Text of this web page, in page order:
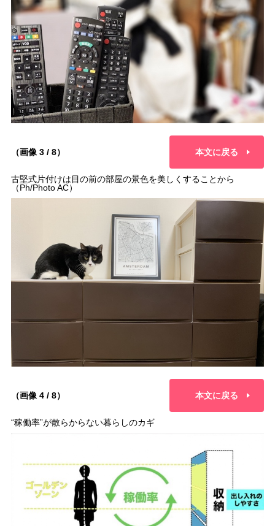
（画像 3 / 8） 本文に戻る
古堅式片付けは目の前の部屋の景色を美しくすることから
（Ph/Photo AC）
（画像 4 / 8） 本文に戻る
“稼働率”が散らからない暮らしのカギ